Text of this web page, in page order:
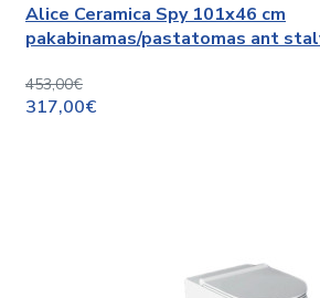
Alice Ceramica Spy 101x46 cm
pakabinamas/pastatomas ant
453,00€
317,00€